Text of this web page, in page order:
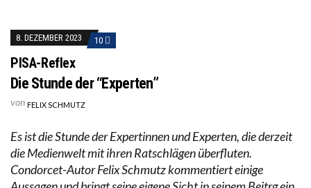
8. DEZEMBER 2023 10
PISA-Reflex
Die Stunde der “Experten”
von FELIX SCHMUTZ
Es ist die Stunde der Expertinnen und Experten, die derzeit
die Medienwelt mit ihren Ratschlägen überfluten.
Condorcet-Autor Felix Schmutz kommentiert einige